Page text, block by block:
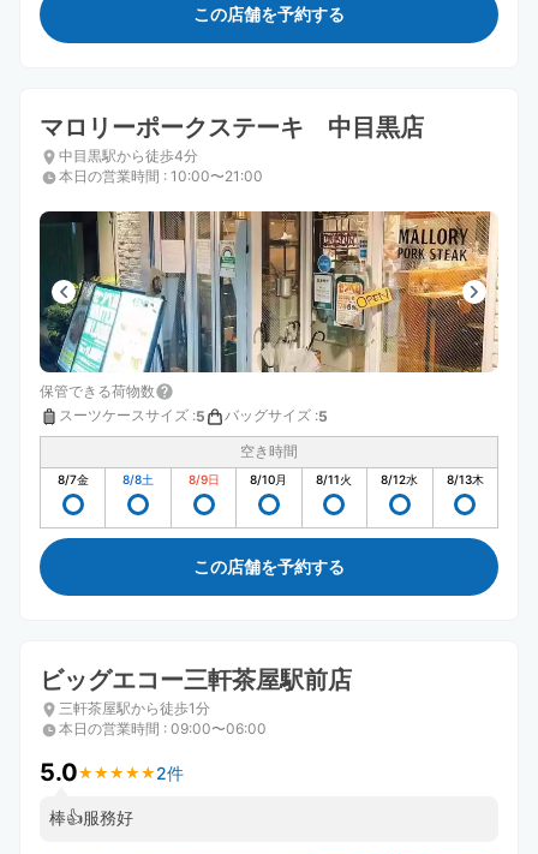
この店舗を予約する
マロリーポークステーキ 中目黒店
中目黒駅から徒歩4分
本日の営業時間 : 10:00〜21:00
保管できる荷物数
スーツケースサイズ :5 バッグサイズ :5
空き時間
8/7金 8/8土 8/9日 8/10月 8/11火 8/12水 8/13木
この店舗を予約する
ビッグエコー三軒茶屋駅前店
三軒茶屋駅から徒歩1分
本日の営業時間 : 09:00〜06:00
5.0★ ★ ★ ★ ★
★ ★ ★ ★ ★ 2件
棒👍服務好